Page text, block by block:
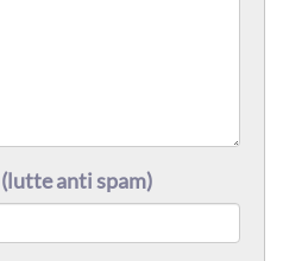
(lutte anti spam)